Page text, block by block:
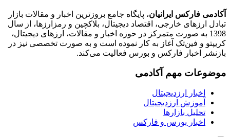
آکادمی فارکس ایرانیان، پایگاه جامع بروزترین اخبار و مقالات بازار
تبادل ارزهای خارجی، اقتصاد دیجیتال، بلاکچین و رمزارزها، از سال
1398 به صورت متمرکز در حوزه اخبار و مقالات، ارزهای‌ دیجیتال،
کریپتو و فین‌تک آغاز به کار نموده است و به صورت تخصصی نیز در
بازنشر اخبار فارکس و بورس فعالیت می‌کند.
موضوعات مهم آکادمی
اخبار ارزدیجیتال
آموزش ارزدیجیتال
تحلیل بازارها
اخبار بورس و فارکس